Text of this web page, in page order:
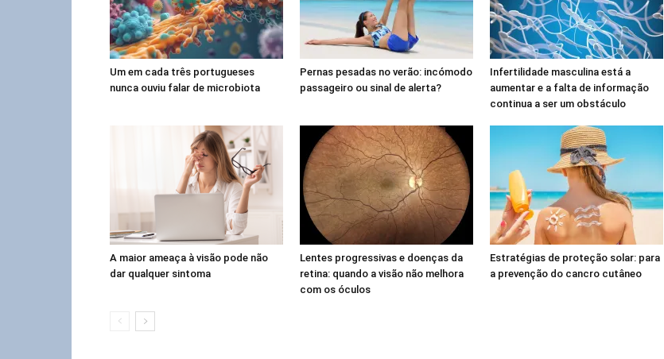
Um em cada três portugueses
nunca ouviu falar de microbiota
Pernas pesadas no verão: incómodo
passageiro ou sinal de alerta?
Infertilidade masculina está a
aumentar e a falta de informação
continua a ser um obstáculo
A maior ameaça à visão pode não
dar qualquer sintoma
Lentes progressivas e doenças da
retina: quando a visão não melhora
com os óculos
Estratégias de proteção solar: para
a prevenção do cancro cutâneo